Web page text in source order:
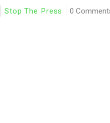
Stop The Press 0